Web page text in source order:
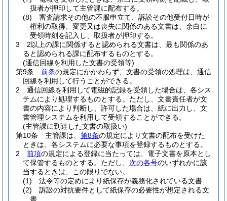
扱者が押印して主管課に配布する。
(8)
審査請求その他の不服申立て、訴訟その他受付日時が
権利の取得、変更又は喪失に関係のある文書は、余白に
受領時刻を記入し、取扱者が押印する。
3
2以上の課に関係すると認められる文書は、最も関係のあ
ると認められる課に配布するものとする。
(通信回線を利用した文書の受領等)
第9条
前条の規定にかかわらず、文書の受領の処理は、通信
回線を利用して行うことができる。
2
通信回線を利用して電磁的記録を受領した場合は、各シス
テムにより処理するものとする。 ただし、文書責任者が文
書の内容により判断し、許可した場合は、紙に出力し、文
書管理システムを利用して受領することができる。
(主管課に到達した文書の取扱い)
第10条
主管課は、 第8条の規定により文書の配布を受けた
ときは、各システムに必要な事項を登録するものとする。
2
前項の規定による登録に当たっては、電子文書を原本とし
て保管するものとする。 ただし、 次の各号のいずれかに該
当するときは、この限りでない。
(1)
法令等の定めにより紙保存が義務化されている文書
(2)
訴訟の対抗要件として紙保存の必要性が想定される文
書